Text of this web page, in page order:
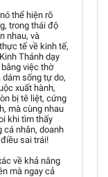
thể hiện rõ
trong thái độ
nhau, và
tế về kinh tế,
Thánh dạy
việc thờ
dám sống tự do,
xuất hành,
bị tê liệt, cứng
mà cùng nhau
khi tìm thấy
cá nhân, doanh
sai trái!
về khả năng
mà ngay cả